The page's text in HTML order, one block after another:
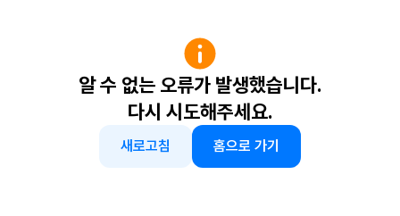
알 수 없는 오류가 발생했습니다.
다시 시도해주세요.
새로고침 홈으로 가기